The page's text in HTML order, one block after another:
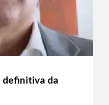
definitiva da